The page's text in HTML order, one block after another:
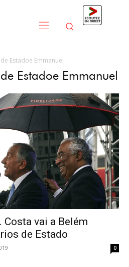
Estadoe Emmanuel
Estadoe Emmanuel
Costa vai a Belém
de Estado
0